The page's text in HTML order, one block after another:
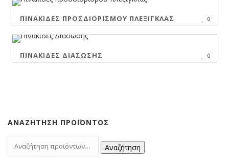
0
ΠΙΝΑΚΊΔΕΣ ΠΡΟΣΔΙΟΡΙΣΜΟΎ ΠΛΈΞΙΓΚΛΑΣ
0
ΠΙΝΑΚΊΔΕΣ ΔΙΆΣΩΣΗΣ
ΑΝΑΖΉΤΗΣΗ ΠΡΟΪΌΝΤΟΣ
Αναζήτηση